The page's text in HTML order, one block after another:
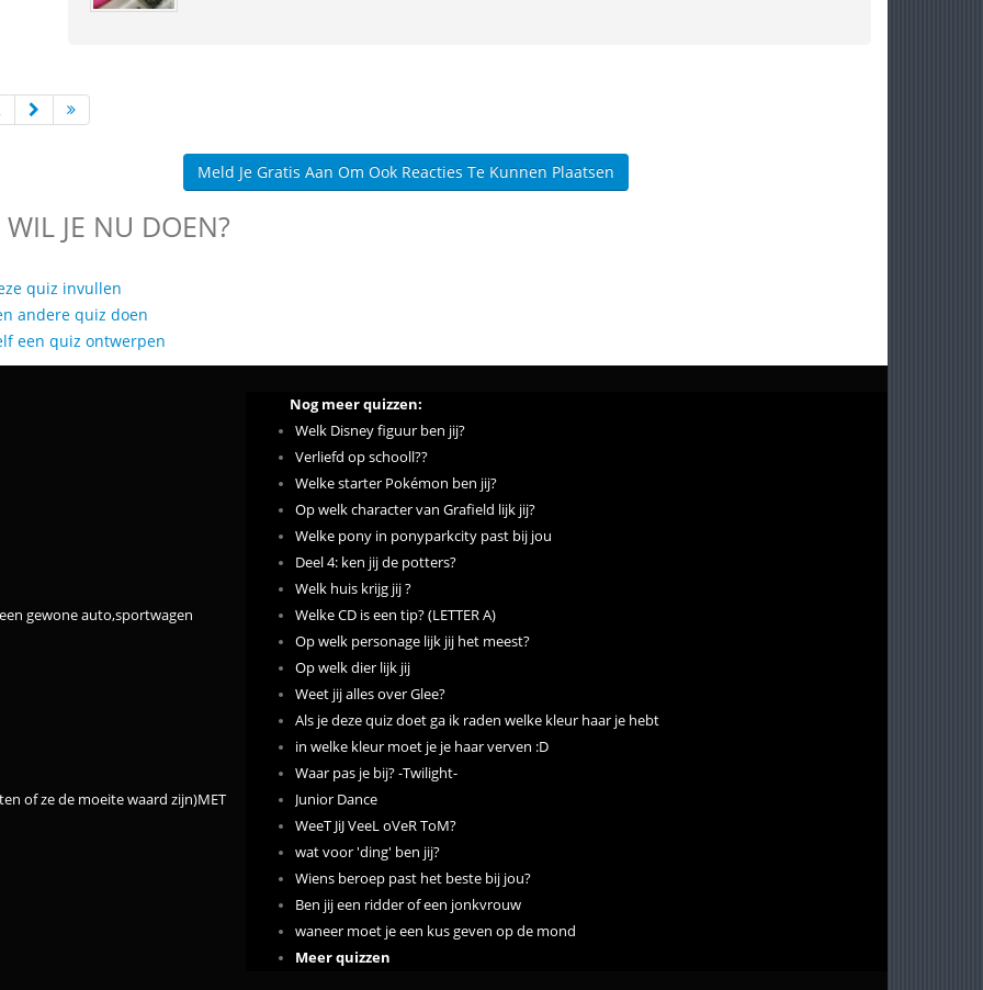
Meld Je Gratis Aan Om Ook Reacties Te Kunnen Plaatsen
JE NU DOEN?
quiz invullen
andere quiz doen
een quiz ontwerpen
gewone auto,sportwagen
ze de moeite waard zijn)MET ANIME PLAATJES(met heeeeeeeeeeeeeeel veel tips, die mijn leven gered hebben!!!!!!)
Nog meer quizzen:
Welk Disney figuur ben jij?
Verliefd op schooll??
Welke starter Pokémon ben jij?
Op welk character van Grafield lijk jij?
Welke pony in ponyparkcity past bij jou
Deel 4: ken jij de potters?
Welk huis krijg jij ?
Welke CD is een tip? (LETTER A)
Op welk personage lijk jij het meest?
Op welk dier lijk jij
Weet jij alles over Glee?
Als je deze quiz doet ga ik raden welke kleur haar je hebt
in welke kleur moet je je haar verven :D
Waar pas je bij? -Twilight-
Junior Dance
WeeT JiJ VeeL oVeR ToM?
wat voor 'ding' ben jij?
Wiens beroep past het beste bij jou?
Ben jij een ridder of een jonkvrouw
waneer moet je een kus geven op de mond
Meer quizzen